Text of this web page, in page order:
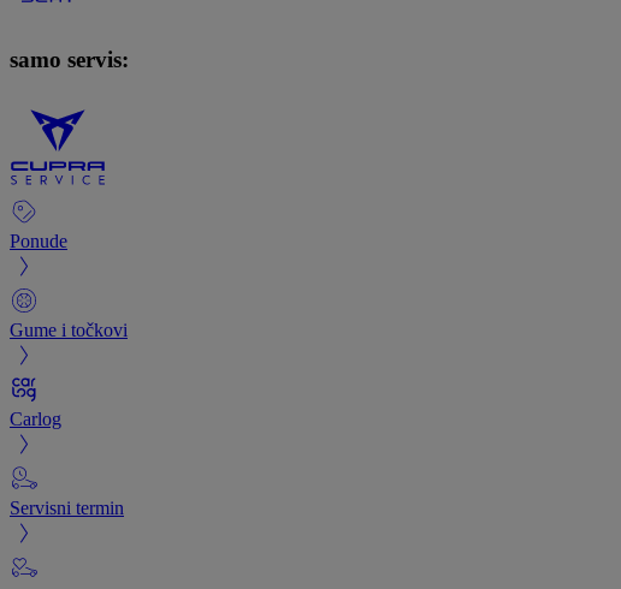
samo servis:
Ponude
Gume i točkovi
Carlog
Servisni termin